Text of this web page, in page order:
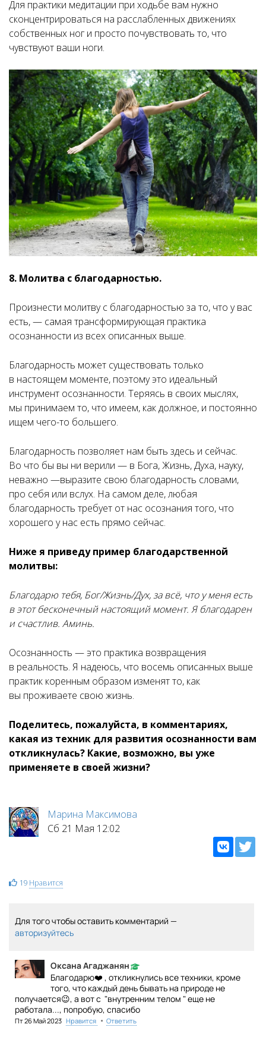
Для практики медитации при ходьбе вам нужно
сконцентрироваться на расслабленных движениях
собственных ног и просто почувствовать то, что
чувствуют ваши ноги.
8. Молитва с благодарностью.
Произнести молитву с благодарностью за то, что у вас
есть, — самая трансформирующая практика
осознанности из всех описанных выше.
Благодарность может существовать только
в настоящем моменте, поэтому это идеальный
инструмент осознанности. Теряясь в своих мыслях,
мы принимаем то, что имеем, как должное, и постоянно
ищем чего-то большего.
Благодарность позволяет нам быть здесь и сейчас.
Во что бы вы ни верили — в Бога, Жизнь, Духа, науку,
неважно —выразите свою благодарность словами,
про себя или вслух. На самом деле, любая
благодарность требует от нас осознания того, что
хорошего у нас есть прямо сейчас.
Ниже я приведу пример благодарственной
молитвы:
Благодарю тебя, Бог/Жизнь/Дух, за всё, что у меня есть
в этот бесконечный настоящий момент. Я благодарен
и счастлив. Аминь.
Осознанность — это практика возвращения
в реальность. Я надеюсь, что восемь описанных выше
практик коренным образом изменят то, как
вы проживаете свою жизнь.
Поделитесь, пожалуйста, в комментариях,
какая из техник для развития осознанности вам
откликнулась? Какие, возможно, вы уже
применяете в своей жизни?
Марина Максимова
Сб 21 Мая 12:02
19 Нравится
Для того чтобы оставить комментарий —
авторизуйтесь
Оксана Агаджанян
Благодарю❤️ , откликнулись все техники, кроме
того, что каждый день бывать на природе не
получается😉, а вот с "внутренним телом " еще не
работала..., попробую, спасибо
Пт 26 Май 2023 Нравится • Ответить